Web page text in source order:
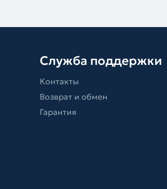
Служба поддержки
Контакты
Возврат и обмен
Гарантия